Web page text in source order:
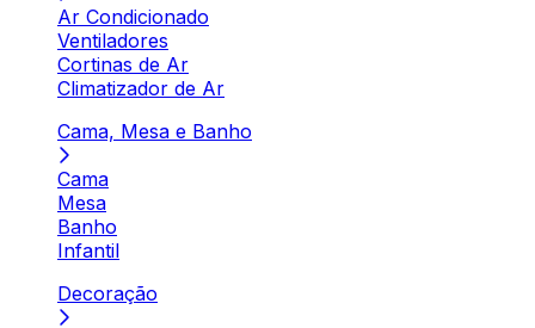
Ar Condicionado
Ventiladores
Cortinas de Ar
Climatizador de Ar
Cama, Mesa e Banho
Cama
Mesa
Banho
Infantil
Decoração